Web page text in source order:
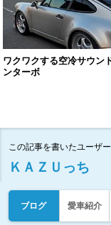
ワクワクする空冷サウン
ンターボ
この記事を書いたユーザー
ＫＡＺＵっち
ブログ 愛車紹介